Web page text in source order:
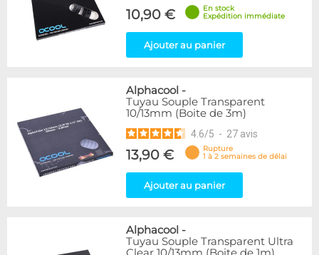
10,90 €
En stock
Expédition immédiate
Ajouter au panier
Alphacool -
Tuyau Souple Transparent
10/13mm (Boite de 3m)
4.6/5 - 27 avis
13,90 €
Rupture
1 à 2 semaines de délai
Ajouter au panier
Alphacool -
Tuyau Souple Transparent Ultra